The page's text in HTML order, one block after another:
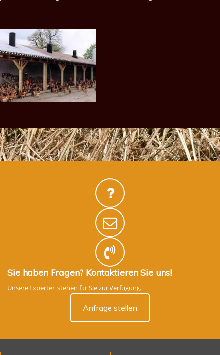
Sie haben Fragen? Kontaktieren Sie uns!
Unsere Experten stehen für Sie zur Verfügung.
Anfrage stellen